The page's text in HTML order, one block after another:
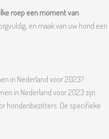
roep een moment van
en maak van uw hond een
in Nederland voor 2023?
in Nederland voor 2023 zijn
hondenbezitters. De specifieke